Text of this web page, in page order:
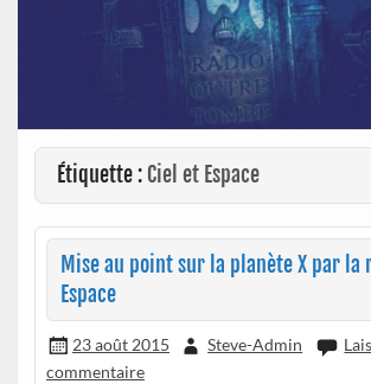
Étiquette : Ciel et Espace
Mise au point sur la planète X par la
Espace
23 août 2015 Steve-Admin
commentaire